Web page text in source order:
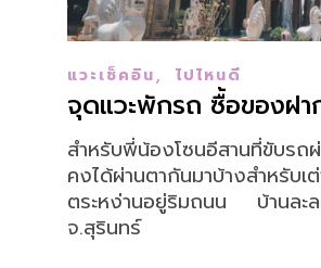
แวะเช็คอิน, ไปไหนดี
จุดแวะพักรถ ซื้อของฝา
สำหรับพี่น้องโซนอีสานที่ขับรถ
คงได้ผ่านตากันมาบ้างสำหรับ
ตระหง่านอยู่ริมถนน บ้านละ
จ.สุรินทร์